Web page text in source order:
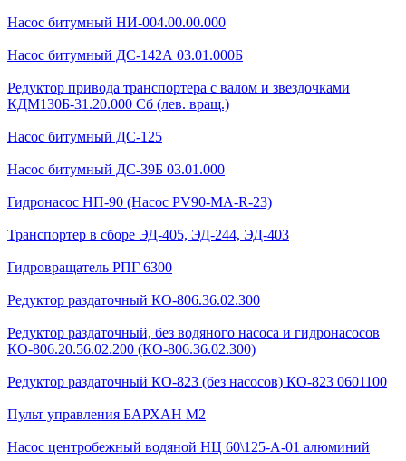
Насос битумный НИ-004.00.00.000
Насос битумный ДС-142А 03.01.000Б
Редуктор привода транспортера с валом и звездочками
КДМ130Б-31.20.000 Сб (лев. вращ.)
Насос битумный ДС-125
Насос битумный ДС-39Б 03.01.000
Гидронасос НП-90 (Насос PV90-MA-R-23)
Транспортер в сборе ЭД-405, ЭД-244, ЭД-403
Гидровращатель РПГ 6300
Редуктор раздаточный КО-806.36.02.300
Редуктор раздаточный, без водяного насоса и гидронасосов
КО-806.20.56.02.200 (КО-806.36.02.300)
Редуктор раздаточный КО-823 (без насосов) КО-823 0601100
Пульт управления БАРХАН М2
Насос центробежный водяной НЦ 60\125-А-01 алюминий